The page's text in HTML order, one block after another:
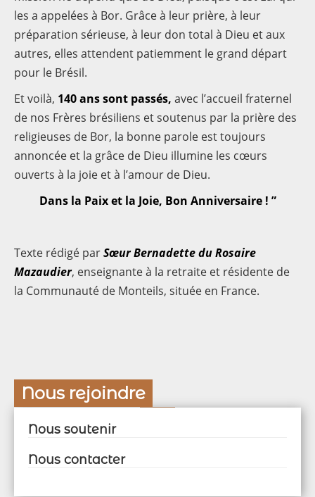
les a appelées à Bor. Grâce à leur prière, à leur
préparation sérieuse, à leur don total à Dieu et aux
autres, elles attendent patiemment le grand départ
pour le Brésil.
Et voilà, 140 ans sont passés, avec l’accueil fraternel
de nos Frères brésiliens et soutenus par la prière des
religieuses de Bor, la bonne parole est toujours
annoncée et la grâce de Dieu illumine les cœurs
ouverts à la joie et à l’amour de Dieu.
Dans la Paix et la Joie, Bon Anniversaire ! ”
Texte rédigé parSœur Bernadette du Rosaire
Mazaudier, enseignante à la retraite et résidente de
la Communauté de Monteils, située en France.
Nous rejoindre
Nous soutenir
Nous contacter